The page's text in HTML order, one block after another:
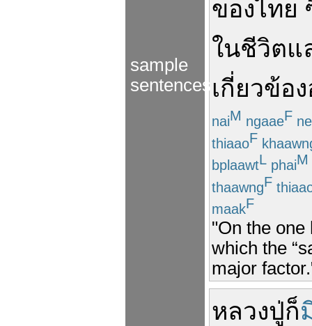
sample
sentences
ของไทย
ในชีวิตแ
เกี่ยวข้อง
naiM ngaaeF
thiaaoF
bplaawtL phaiM
thaawngF
maakF
"On the one
which the
major
หลวงปู่ก็